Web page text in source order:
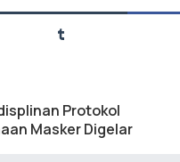
Protokol
Masker Digelar